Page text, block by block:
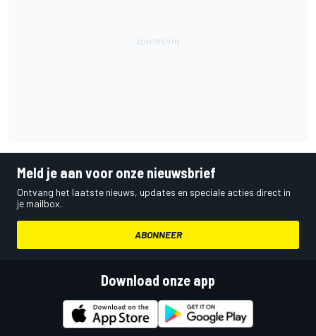
Meld je aan voor onze nieuwsbrief
Ontvang het laatste nieuws, updates en speciale acties direct in
je mailbox.
ABONNEER
Download onze app